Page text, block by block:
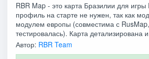
RBR Map - это карта Бразилии для
профиль на старте не нужен, так как
модулем европы (совместима с
тестировалась). Карта детализирована и
Автор: RBR Team